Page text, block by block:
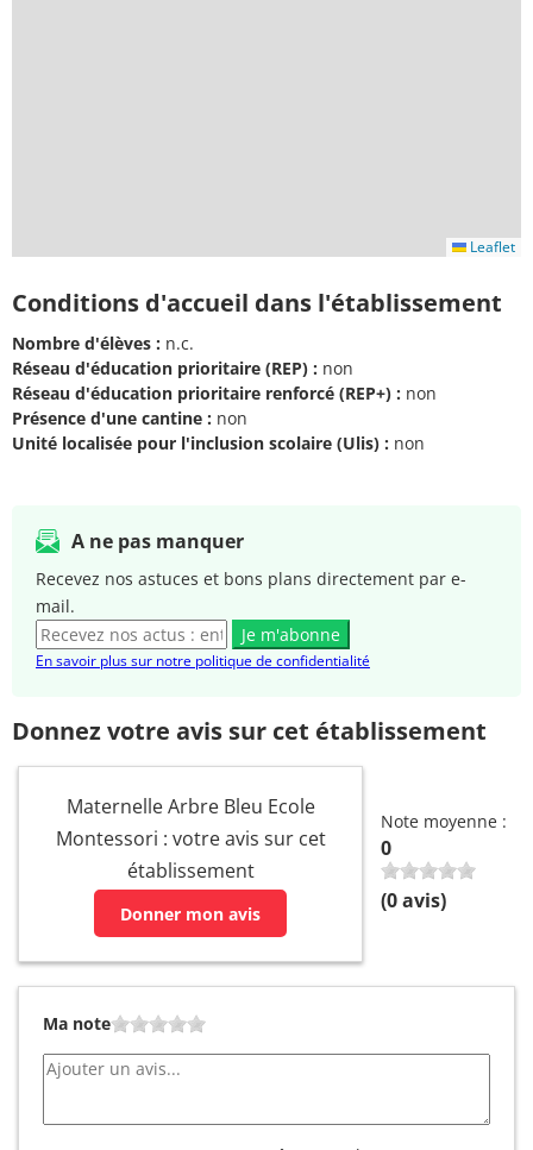
Leaflet
Conditions d'accueil dans l'établissement
Nombre d'élèves : n.c.
Réseau d'éducation prioritaire (REP) : non
Réseau d'éducation prioritaire renforcé (REP+) : non
Présence d'une cantine : non
Unité localisée pour l'inclusion scolaire (Ulis) : non
A ne pas manquer
Recevez nos astuces et bons plans directement par e-
mail.
Je m'abonne
En savoir plus sur notre politique de confidentialité
Donnez votre avis sur cet établissement
Maternelle Arbre Bleu Ecole
Montessori : votre avis sur cet
établissement
Donner mon avis
Note moyenne :
0
(0avis)
Ma note